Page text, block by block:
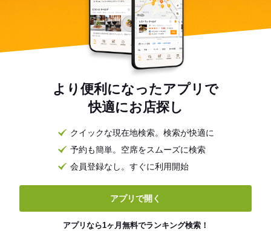
より便利になったアプリで
快適にお店探し
クイックな現在地検索。検索が快適に
予約も簡単。空席をスムーズに検索
会員登録なし。すぐに利用開始
アプリで開く
アプリなら1ヶ月無料でランキング検索！